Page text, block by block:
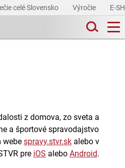
celé Slovensko Výročie E-
z domova, zo sveta a
a športové spravodajstvo
webe spravy.stvr.sk alebo v
pre iOS alebo Android.